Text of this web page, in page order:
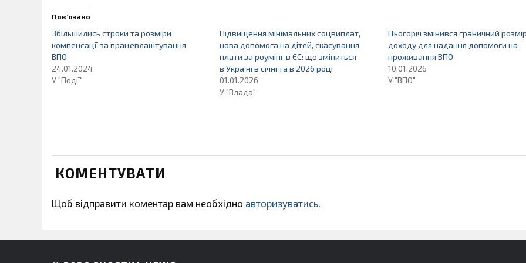
Пов’язано
Збільшились строки та розміри
компенсації за працевлаштування
ВПО
24.01.2024
У "Події"
Підвищення мінімальних соцвиплат,
нова допомога на дітей, скасування
плати за роумінг в ЄС: що зміниться
в Україні в січні та в 2026 році
01.01.2026
У "Влада"
Цьогоріч змінився граничний
доходу для надання допомоги на
проживання ВПО
10.01.2026
У "ВПО"
КОМЕНТУВАТИ
Щоб відправити коментар вам необхідно авторизуватись.